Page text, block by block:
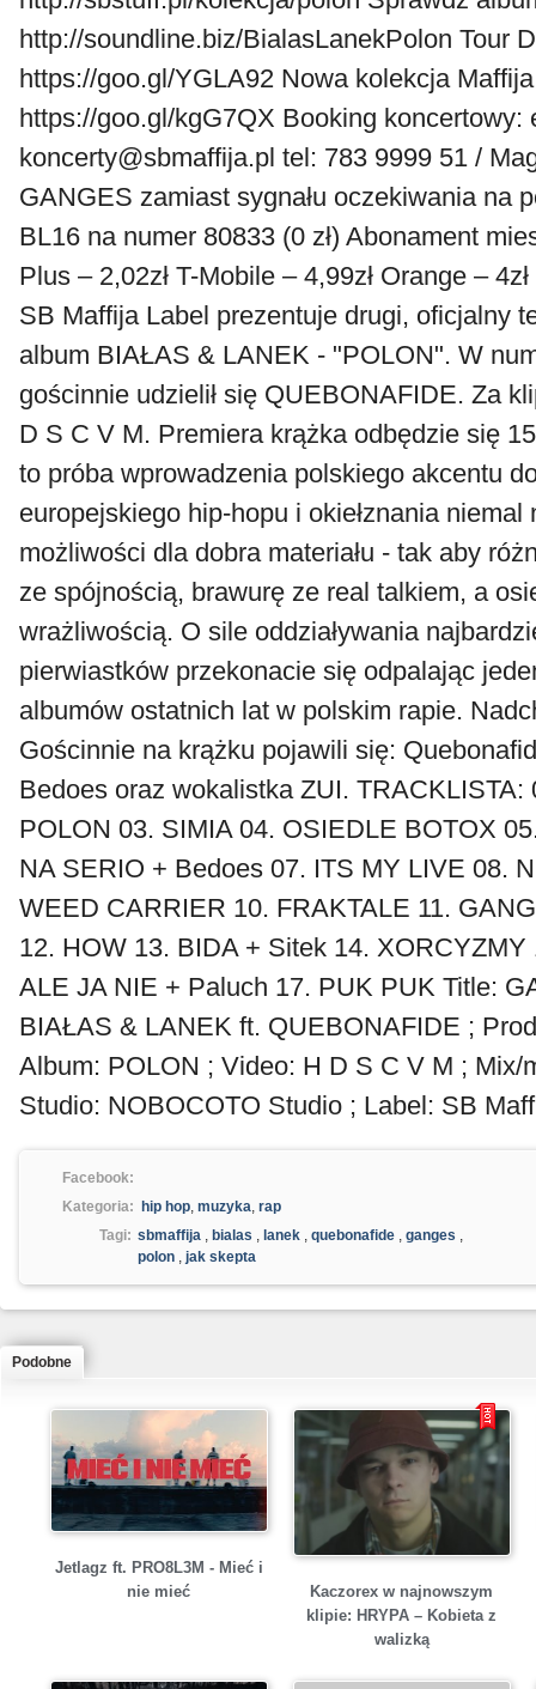
http://soundline.biz/BialasLanekPolon Tour
https://goo.gl/YGLA92 Nowa kolekcja
https://goo.gl/kgG7QX Booking koncertowy:
koncerty@sbmaffija.pl tel: 783 9999 51 /
GANGES zamiast sygnału oczekiwania na
BL16 na numer 80833 (0 zł) Abonament
Plus – 2,02zł T-Mobile – 4,99zł Orange –
SB Maffija Label prezentuje drugi, oficjalny
album BIAŁAS & LANEK - "POLON". W
gościnnie udzielił się QUEBONAFIDE. Za
D S C V M. Premiera krążka odbędzie się
to próba wprowadzenia polskiego akcentu
europejskiego hip-hopu i okiełznania niemal
możliwości dla dobra materiału - tak aby
ze spójnością, brawurę ze real talkiem, a
wrażliwością. O sile oddziaływania
pierwiastków przekonacie się odpalając
albumów ostatnich lat w polskim rapie.
Gościnnie na krążku pojawili się:
Bedoes oraz wokalistka ZUI. TRACKLISTA:
POLON 03. SIMIA 04. OSIEDLE BOTOX
NA SERIO + Bedoes 07. ITS MY LIVE 08.
WEED CARRIER 10. FRAKTALE 11.
12. HOW 13. BIDA + Sitek 14.
ALE JA NIE + Paluch 17. PUK PUK Title:
BIAŁAS & LANEK ft. QUEBONAFIDE ;
Album: POLON ; Video: H D S C V M ; Mix/
Studio: NOBOCOTO Studio ; Label: SB
Facebook:
Kategoria:
hip hop, muzyka, rap
Tagi: sbmaffija , bialas , lanek , quebonafide , ganges ,
polon , jak skepta
Podobne
Jetlagz ft. PRO8L3M - Mieć i
nie mieć
Kaczorex w najnowszym
klipie: HRYPA – Kobieta z
walizką